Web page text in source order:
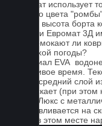
Евромат использует
черного цвета
Какова высота борта
Коврики Евромат 3Д
Не промокают ли
для сухой погоды?
Материал EVA
дождливое время.
имеет средний слой
пропускает (при
серии Люкс с
устанавливается на
ковра в этом месте